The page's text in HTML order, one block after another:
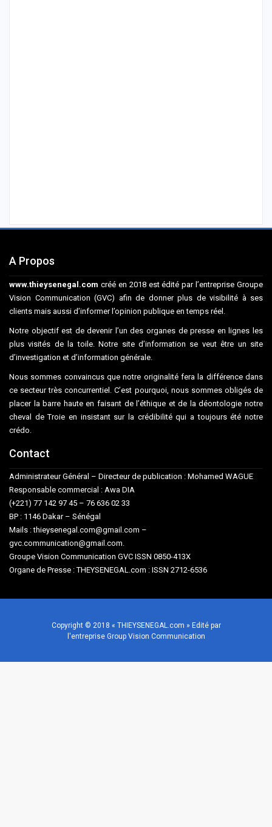
A Propos
www.thieysenegal.com créé en 2018 est édité par l’entreprise Groupe
Vision Communication (GVC) afin de donner plus de visibilité à ses
clients mais aussi d’informer l’opinion publique en temps réel.
Notre objectif est de devenir l’un des organes de presse en lignes les
plus visités de la toile. Notre site d’information se veut être un site
d’investigation et d’information générale.
Nous sommes convaincus que notre originalité fera la différence dans
ce secteur très concurrentiel. C’est pourquoi, nous sommes obligés de
placer la barre haute en faisant de l’éthique et de la déontologie notre
cheval de Troie en insistant sur la crédibilité qui a toujours été notre
crédo.
Contact
Administrateur Général – Directeur de publication : Mohamed WAGUE
Responsable commercial : Awa DIA
(+221) 77 142 97 45 – 76 636 02 33
BP : 1146 Dakar – Sénégal
Mails : thieysenegal.com@gmail.com –
gvc.communication@gmail.com.
Groupe Vision Communication GVC ISSN 0850-413X
Organe de Presse : THEYSENEGAL.com : ISSN 2712-6536
Copyright © 2018 « THIEYSENEGAL.com » Edité par
l'entreprise Group Vision Communication